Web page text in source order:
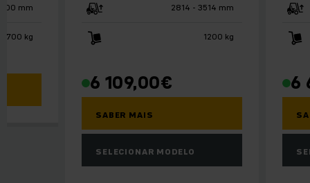
2814 - 3514 mm
1200 kg
€
6 109,00
SABER MAIS
SELECIONAR MODELO
6
mm
kg